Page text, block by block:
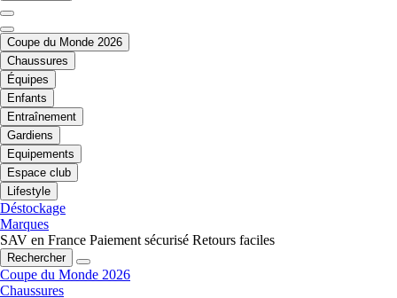
Coupe du Monde 2026
Chaussures
Équipes
Enfants
Entraînement
Gardiens
Equipements
Espace club
Lifestyle
Déstockage
Marques
SAV en France Paiement sécurisé Retours faciles
Rechercher
Coupe du Monde 2026
Chaussures